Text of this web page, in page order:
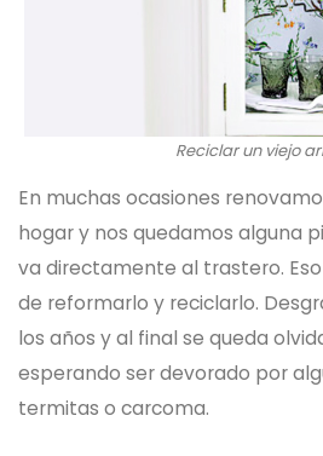
Reciclar un viejo
En muchas ocasiones
hogar y nos quedamos alguna
va directamente al trastero.
de reformarlo y reciclarlo.
los años y al final se queda
esperando ser devorado por
termitas o carcoma.